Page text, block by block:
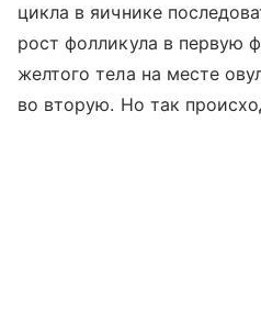
цикла в яичнике
рост фолликула в первую
желтого тела на месте
во вторую. Но так